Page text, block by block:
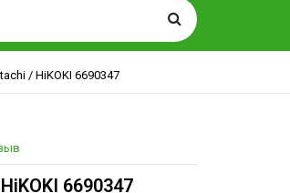
/ HiKOKI 6690347
6690347